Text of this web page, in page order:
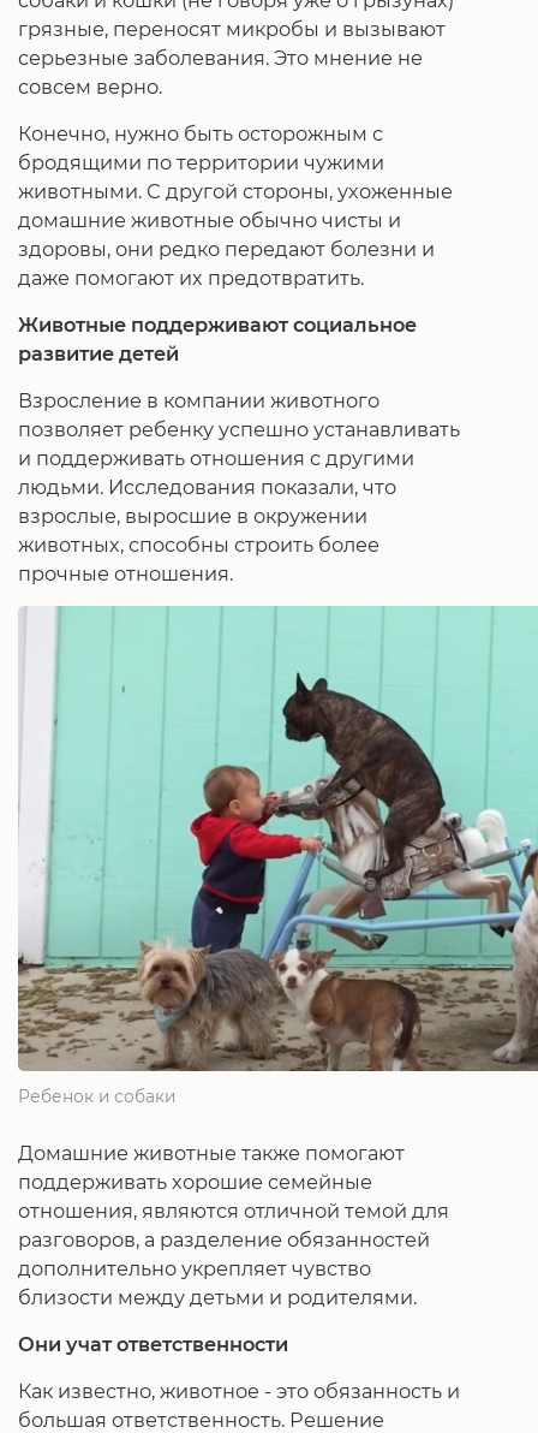
грязные, переносят микробы и вызывают
серьезные заболевания. Это мнение не
совсем верно.
Конечно, нужно быть осторожным с
бродящими по территории чужими
животными. С другой стороны, ухоженные
домашние животные обычно чисты и
здоровы, они редко передают болезни и
даже помогают их предотвратить.
Животные поддерживают социальное
развитие детей
Взросление в компании животного
позволяет ребенку успешно устанавливать
и поддерживать отношения с другими
людьми. Исследования показали, что
взрослые, выросшие в окружении
животных, способны строить более
прочные отношения.
Ребенок и собаки
Домашние животные также помогают
поддерживать хорошие семейные
отношения, являются отличной темой для
разговоров, а разделение обязанностей
дополнительно укрепляет чувство
близости между детьми и родителями.
Они учат ответственности
Как известно, животное - это обязанность и
большая ответственность. Решение